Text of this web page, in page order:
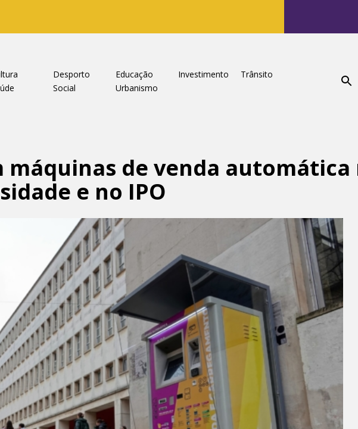
Desporto Educação Investimento
Trânsito
Social Urbanismo Enviar
máquinas de venda automática
e no IPO